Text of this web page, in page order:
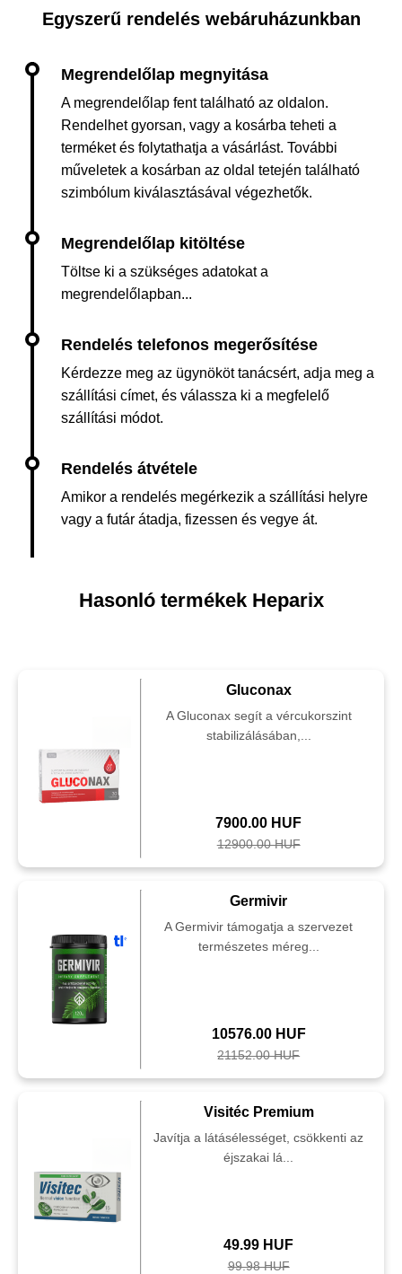
Egyszerű rendelés webáruházunkban
A megrendelőlap fent található az oldalon.
Rendelhet gyorsan, vagy a kosárba teheti a
terméket és folytathatja a vásárlást. További
műveletek a kosárban az oldal tetején található
szimbólum kiválasztásával végezhetők.
Töltse ki a szükséges adatokat a
megrendelőlapban...
Kérdezze meg az ügynököt tanácsért, adja meg a
szállítási címet, és válassza ki a megfelelő
szállítási módot.
Amikor a rendelés megérkezik a szállítási helyre
vagy a futár átadja, fizessen és vegye át.
Hasonló termékek Heparix
Gluconax
A Gluconax segít a vércukorszint
stabilizálásában,...
7900.00 HUF
12900.00 HUF
Germivir
A Germivir támogatja a szervezet
természetes méreg...
10576.00 HUF
21152.00 HUF
Visitéc Premium
Javítja a látásélességet, csökkenti az
éjszakai lá...
49.99 HUF
99.98 HUF